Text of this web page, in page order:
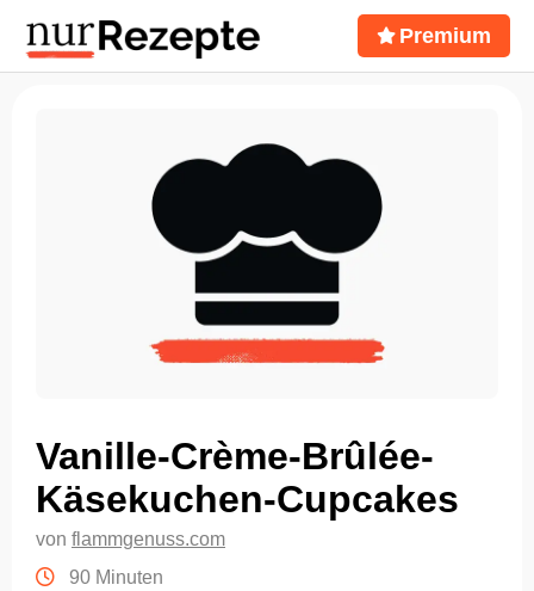
Premium
Vanille-Crème-Brûlée-
Käsekuchen-Cupcakes
von flammgenuss.com
90 Minuten